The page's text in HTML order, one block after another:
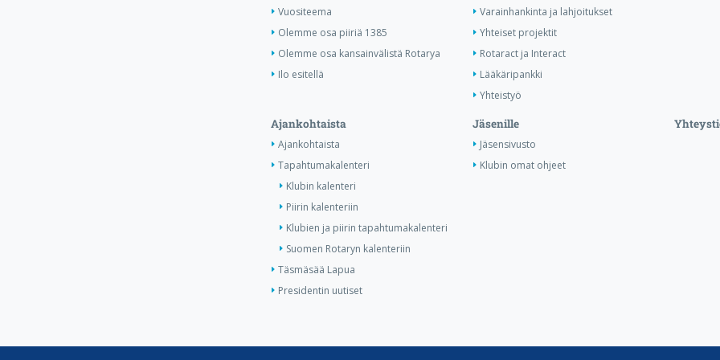
Vuositeema
Olemme osa piiriä 1385
Olemme osa kansainvälistä Rotarya
Ilo esitellä
Varainhankinta ja lahjoitukset
Yhteiset projektit
Rotaract ja Interact
Lääkäripankki
Yhteistyö
Ajankohtaista
Ajankohtaista
Tapahtumakalenteri
Klubin kalenteri
Piirin kalenteriin
Klubien ja piirin tapahtumakalenteri
Suomen Rotaryn kalenteriin
Täsmäsää Lapua
Presidentin uutiset
Jäsenille
Jäsensivusto
Klubin omat ohjeet